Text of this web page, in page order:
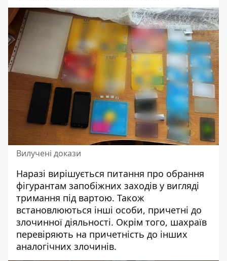
Вилучені докази
Наразі вирішується питання про обрання
фігурантам запобіжних заходів у вигляді
тримання під вартою. Також
встановлюються інші особи, причетні до
злочинної діяльності. Окрім того, шахраїв
перевіряють на причетність до інших
аналогічних злочинів.